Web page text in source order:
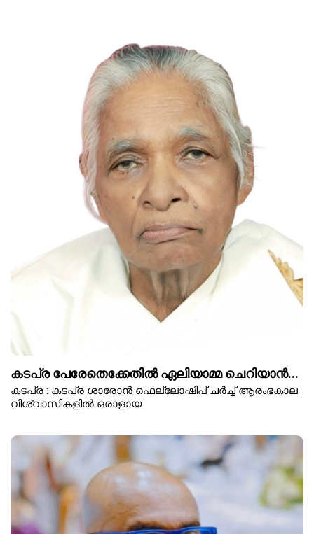
കടപ്ര പേരേതെക്കേതിൽ ഏലിയാമ്മ ചെറിയാൻ...
കടപ്ര : കടപ്ര ശാരോൻ ഫെല്ലോഷിപ് ചർച്ച് ആരംഭകാല
വിശ്വാസികളിൽ ഒരാളായ